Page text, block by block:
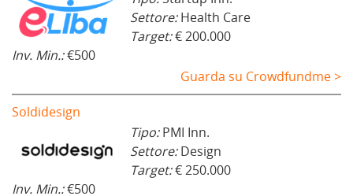
Settore:Health Care
Target:€ 200.000
Inv. Min.:€500
Guarda su Crowdfundme >
Soldidesign
Tipo:PMI Inn.
Settore:Design
Target:€ 250.000
Inv. Min.:€500